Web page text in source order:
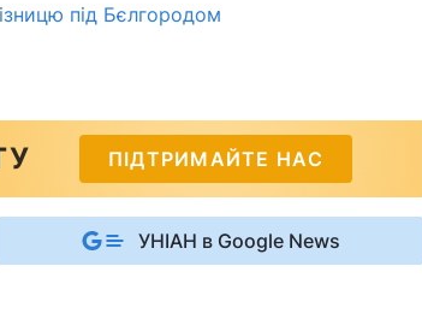
під Бєлгородом
ПІДТРИМАЙТЕ НАС
УНІАН в Google News